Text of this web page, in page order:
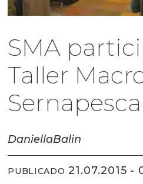
SMA
Taller
DaniellaBalin
PUBLICADO 21.07.2015 -